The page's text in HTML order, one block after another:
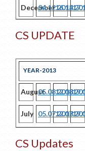
December04.12.2014
CS UPDATE
YEAR-2013
August05.08.2013
July 05.07.2013
CS Updates